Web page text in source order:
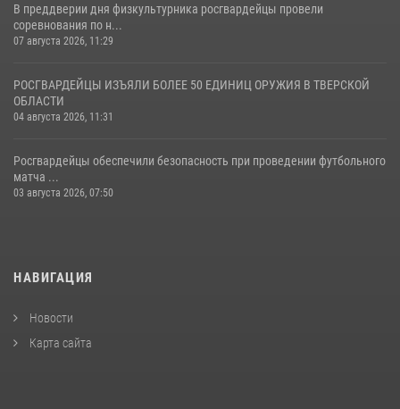
В преддверии дня физкультурника росгвардейцы провели
соревнования по н...
07 августа 2026, 11:29
РОСГВАРДЕЙЦЫ ИЗЪЯЛИ БОЛЕЕ 50 ЕДИНИЦ ОРУЖИЯ В ТВЕРСКОЙ
ОБЛАСТИ
04 августа 2026, 11:31
Росгвардейцы обеспечили безопасность при проведении футбольного
матча ...
03 августа 2026, 07:50
НАВИГАЦИЯ
Новости
Карта сайта